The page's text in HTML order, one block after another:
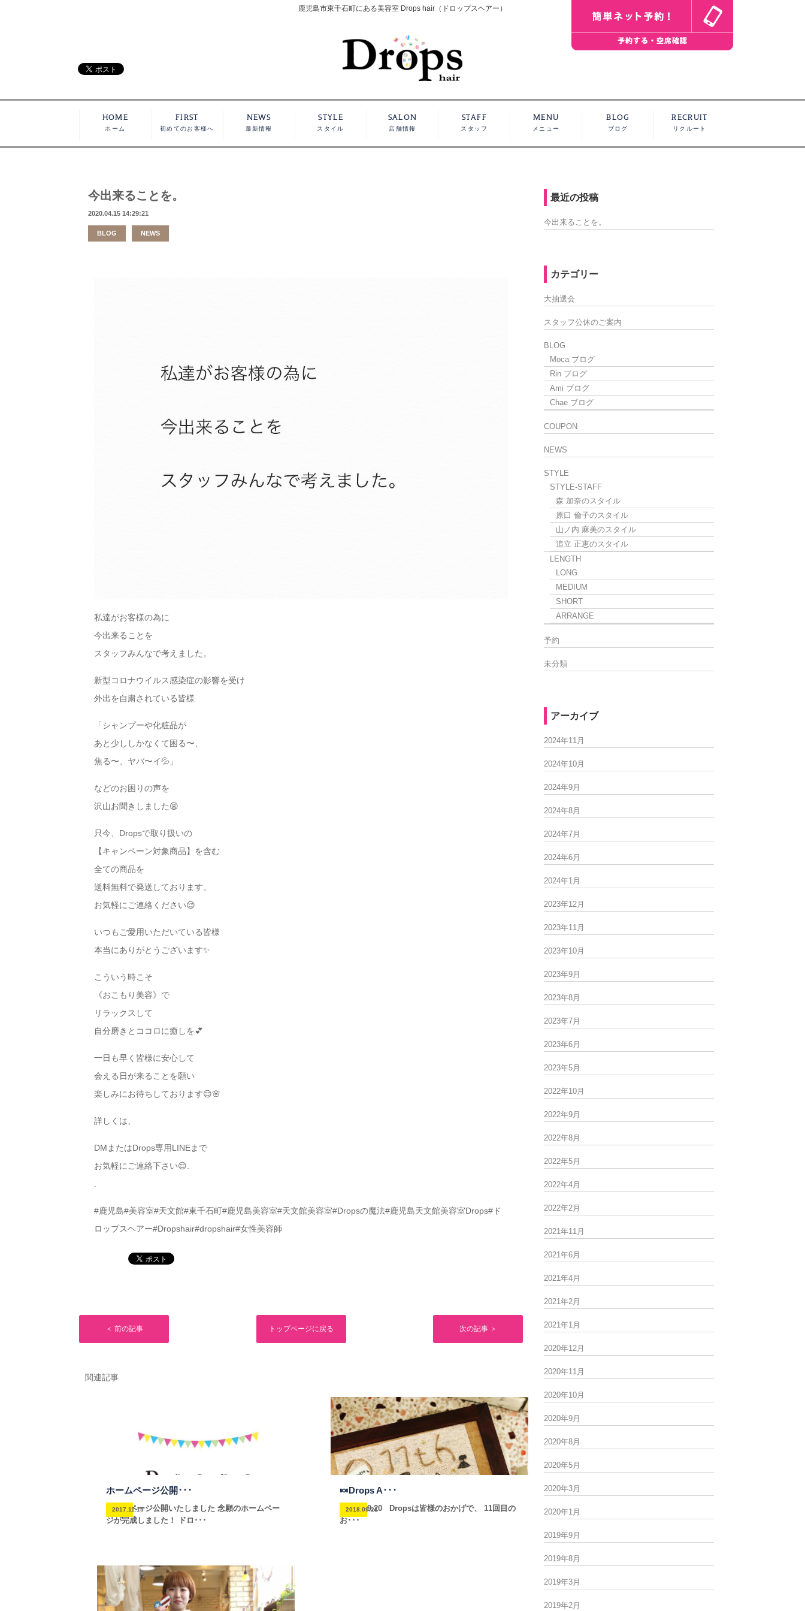
鹿児島市東千石町にある美容室 Drops hair（ドロップスヘアー）
HOME
ホーム
FIRST
初めてのお客様へ
NEWS
最新情報
STYLE
スタイル
SALON
店舗情報
STAFF
スタッフ
MENU
メニュー
BLOG
ブログ
RECRUIT
リクルート
今出来ることを。
2020.04.15 14:29:21
BLOG NEWS
私達がお客様の為に
今出来ることを
スタッフみんなで考えました。
新型コロナウイルス感染症の影響を受け
外出を自粛されている皆様
「シャンプーや化粧品が
あと少ししかなくて困る〜、
焦る〜、ヤバ〜イ💦」
などのお困りの声を
沢山お聞きしました😫
只今、Dropsで取り扱いの
【キャンペーン対象商品】を含む
全ての商品を
送料無料で発送しております。
お気軽にご連絡ください😌
いつもご愛用いただいている皆様
本当にありがとうございます✨
こういう時こそ
《おこもり美容》で
リラックスして
自分磨きとココロに癒しを💕
一日も早く皆様に安心して
会える日が来ることを願い
楽しみにお待ちしております😌🌸
詳しくは、
DMまたはDrops専用LINEまで
お気軽にご連絡下さい😌.
.
#鹿児島#美容室#天文館#東千石町#鹿児島美容室#天文館美容室#Dropsの魔法#鹿児島天文館美容室Drops#ド
ロップスヘアー#Dropshair#dropshair#女性美容師
＜ 前の記事 トップページに戻る 次の記事 ＞
関連記事
ホームページ公開･･･
2017.11.15
ホームページ公開いたしました 念願のホームペー
ジが完成しました！ ドロ･･･
🍬Drops A･･･
2018.09.21
Ο 2018.9.20 Dropsは皆様のおかげで、 11回目の
お･･･
今週金曜日ですよ･･･
毎月第3金曜日に開催される 【たけこの部屋】 今
週の金曜日にせまり･･･
最近の投稿
今出来ることを。
カテゴリー
大抽選会
スタッフ公休のご案内
BLOG
Moca ブログ
Rin ブログ
Ami ブログ
Chae ブログ
COUPON
NEWS
STYLE
STYLE-STAFF
森 加奈のスタイル
原口 倫子のスタイル
山ノ内 麻美のスタイル
追立 正恵のスタイル
LENGTH
LONG
MEDIUM
SHORT
ARRANGE
予約
未分類
アーカイブ
2024年11月
2024年10月
2024年9月
2024年8月
2024年7月
2024年6月
2024年1月
2023年12月
2023年11月
2023年10月
2023年9月
2023年8月
2023年7月
2023年6月
2023年5月
2022年10月
2022年9月
2022年8月
2022年5月
2022年4月
2022年2月
2021年11月
2021年6月
2021年4月
2021年2月
2021年1月
2020年12月
2020年11月
2020年10月
2020年9月
2020年8月
2020年5月
2020年3月
2020年1月
2019年9月
2019年8月
2019年3月
2019年2月